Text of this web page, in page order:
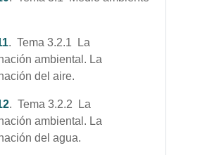
. Tema 3.2.1 La
ambiental. La
del aire.
. Tema 3.2.2 La
ambiental. La
del agua.